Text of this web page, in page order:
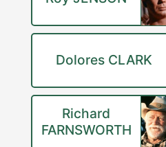
Dolores CLARK
Richard
FARNSWORTH